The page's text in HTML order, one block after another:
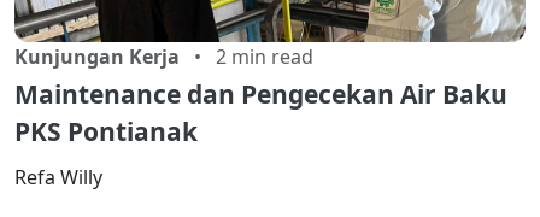
Kunjungan Kerja • 2 min read
Maintenance dan Pengecekan Air Baku
PKS Pontianak
Refa Willy